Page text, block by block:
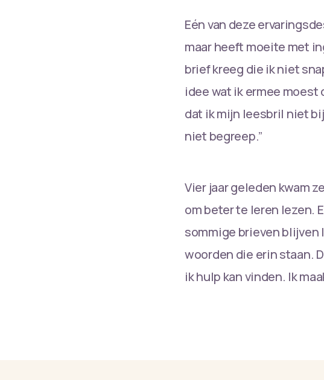
Eén van deze
maar heeft moeite met
brief kreeg die ik niet
idee wat ik ermee moest
dat ik mijn leesbril niet
niet begreep.”
Vier jaar geleden kwam
om beter te leren lezen.
sommige brieven blijven
woorden die erin staan.
ik hulp kan vinden. Ik